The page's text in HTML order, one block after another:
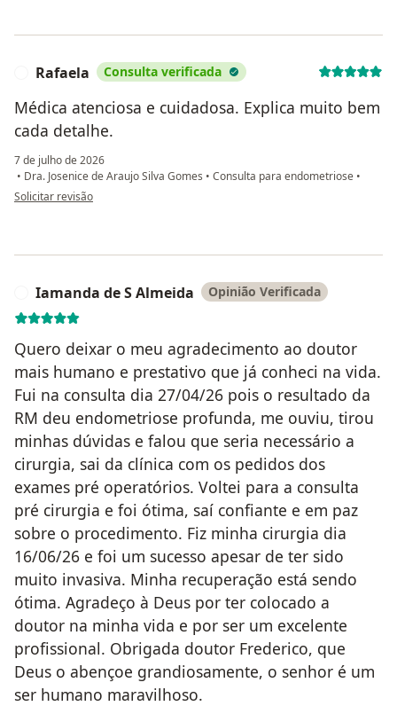
Rafaela Consulta verificada
Médica atenciosa e cuidadosa. Explica muito bem
cada detalhe.
7 de julho de 2026
• Dra. Josenice de Araujo Silva Gomes • Consulta para endometriose •
na opinião do utilizador Rafaela
Solicitar revisão
Iamanda de S Almeida Opinião Verificada
Quero deixar o meu agradecimento ao doutor
mais humano e prestativo que já conheci na vida.
Fui na consulta dia 27/04/26 pois o resultado da
RM deu endometriose profunda, me ouviu, tirou
minhas dúvidas e falou que seria necessário a
cirurgia, sai da clínica com os pedidos dos
exames pré operatórios. Voltei para a consulta
pré cirurgia e foi ótima, saí confiante e em paz
sobre o procedimento. Fiz minha cirurgia dia
16/06/26 e foi um sucesso apesar de ter sido
muito invasiva. Minha recuperação está sendo
ótima. Agradeço à Deus por ter colocado a
doutor na minha vida e por ser um excelente
profissional. Obrigada doutor Frederico, que
Deus o abençoe grandiosamente, o senhor é um
ser humano maravilhoso.